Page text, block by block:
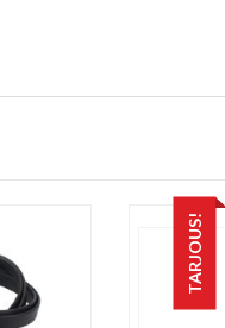
TARJOUS!